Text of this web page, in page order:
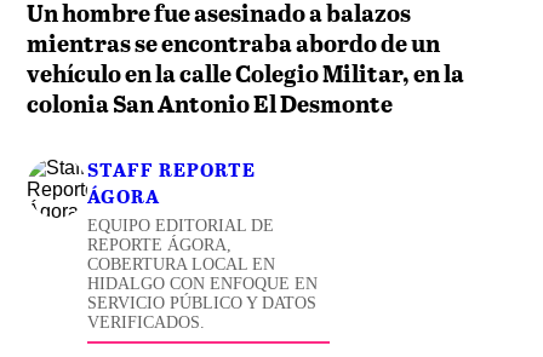
Un hombre fue asesinado a balazos
mientras se encontraba abordo de un
vehículo en la calle Colegio Militar, en la
colonia San Antonio El Desmonte
STAFF REPORTE
ÁGORA
EQUIPO EDITORIAL DE
REPORTE ÁGORA,
COBERTURA LOCAL EN
HIDALGO CON ENFOQUE EN
SERVICIO PÚBLICO Y DATOS
VERIFICADOS.